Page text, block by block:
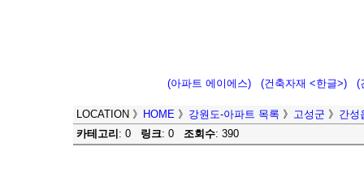
(아파트 에이에스) (건축자재 <한글>) (
LOCATION 》 HOME 》 강원도-아파트 목록 》 고성군 》 간성
카테고리 : 0 링크: 0 조회수: 390